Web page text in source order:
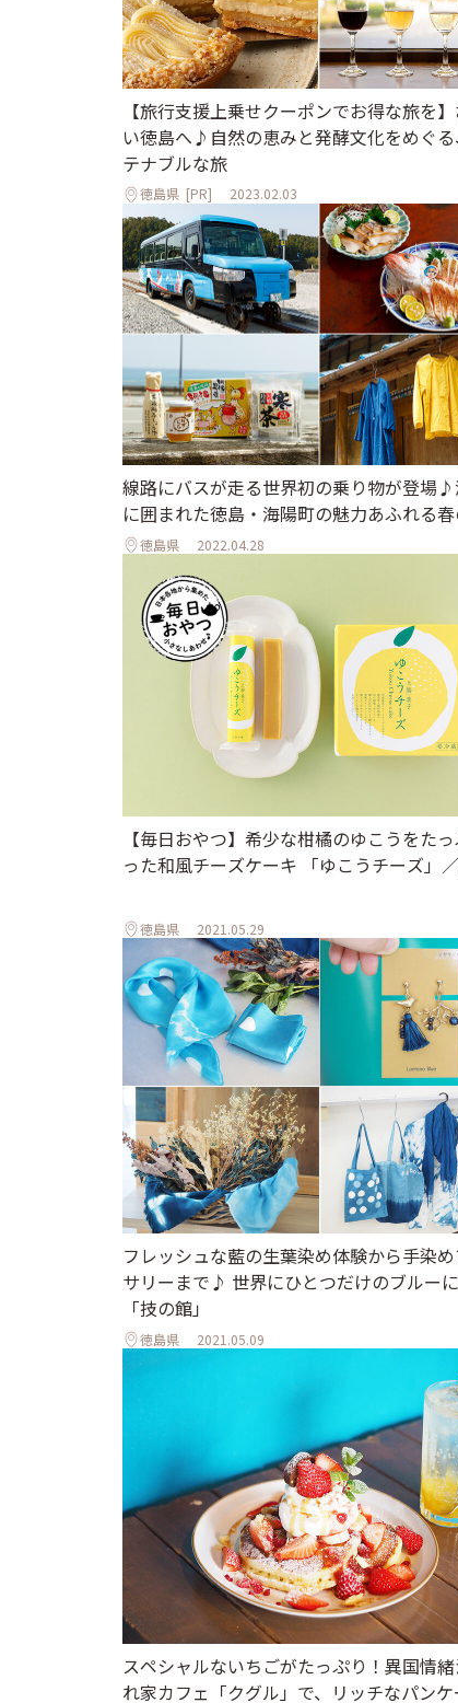
【旅行支援上乗せクーポンでお得な旅を
い徳島へ♪自然の恵みと発酵文化をめぐ
テナブルな旅
徳島県 [PR] 2023.02.03
線路にバスが走る世界初の乗り物が登場
に囲まれた徳島・海陽町の魅力あふれる
徳島県 2022.04.28
【毎日おやつ】希少な柑橘のゆこうをた
った和風チーズケーキ 「ゆこうチーズ」
徳島県 2021.05.29
フレッシュな藍の生葉染め体験から手染
サリーまで♪ 世界にひとつだけのブルー
「技の館」
徳島県 2021.05.09
スペシャルないちごがたっぷり！異国情
れ家カフェ「クグル」で、リッチなパンケ